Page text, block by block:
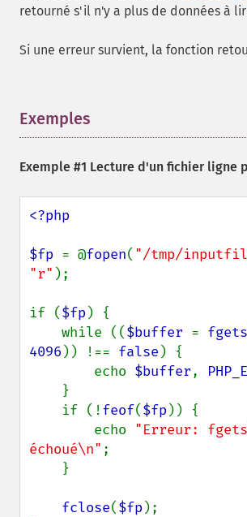
retourné s'il n'y a plus de données à
Si une erreur survient, la fonction
Exemples
Exemple #1 Lecture d'un fichier ligne
<?php
$fp = @fopen( "/tmp/
"r" );
if ($fp ) {
    while ((
$buffer = fgets
4096 )) !== false ) {
        echo
$buffer,
    if (!
feof($fp )) {
        echo
"Erreur:
échoué\n" ;
fclose($fp );